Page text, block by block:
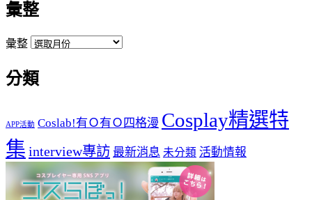
彙整
彙整
分類
APP活動 Coslab!有Ｏ有Ｏ四格漫 Cosplay精選特
集 interview專訪 最新消息 未分類 活動情報